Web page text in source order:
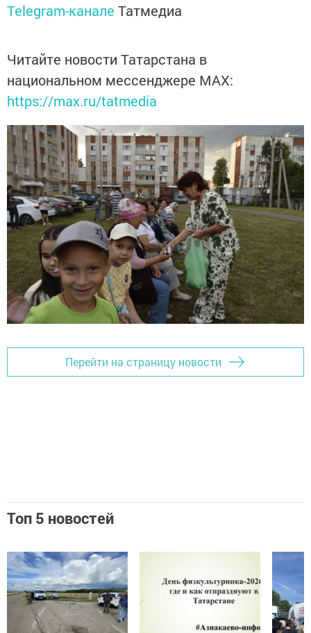
Telegram-канале Татмедиа
Читайте новости Татарстана в
национальном мессенджере MАХ:
https://max.ru/tatmedia
Перейти на страницу новости
Топ 5 новостей